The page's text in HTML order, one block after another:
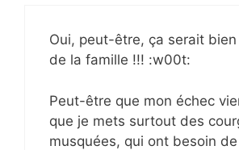
Oui, peut-être, ça serait
de la famille !!! :w00t:
Peut-être que mon échec
que je mets surtout des
musquées, qui ont besoin